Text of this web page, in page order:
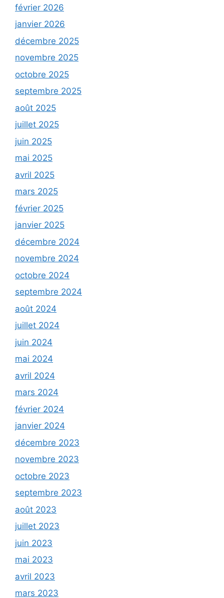
février 2026
janvier 2026
décembre 2025
novembre 2025
octobre 2025
septembre 2025
août 2025
juillet 2025
juin 2025
mai 2025
avril 2025
mars 2025
février 2025
janvier 2025
décembre 2024
novembre 2024
octobre 2024
septembre 2024
août 2024
juillet 2024
juin 2024
mai 2024
avril 2024
mars 2024
février 2024
janvier 2024
décembre 2023
novembre 2023
octobre 2023
septembre 2023
août 2023
juillet 2023
juin 2023
mai 2023
avril 2023
mars 2023